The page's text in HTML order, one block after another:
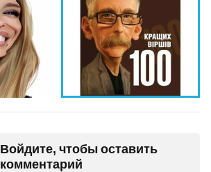
Войдите, чтобы оставить
комментарий